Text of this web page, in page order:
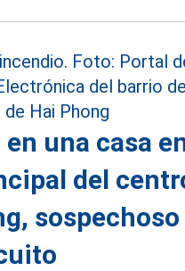
una casa
del
sospechoso